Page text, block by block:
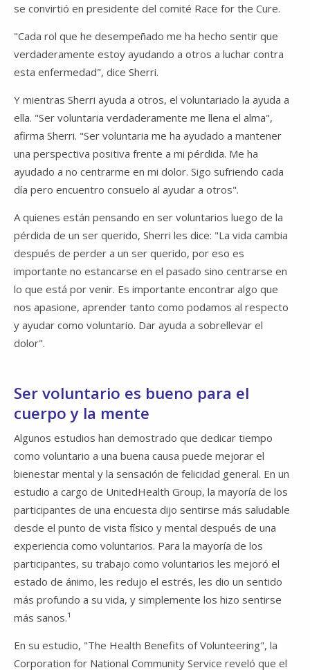
se convirtió en presidente del comité Race for the Cure.
"Cada rol que he desempeñado me ha hecho sentir que
verdaderamente estoy ayudando a otros a luchar contra
esta enfermedad", dice Sherri.
Y mientras Sherri ayuda a otros, el voluntariado la ayuda a
ella. "Ser voluntaria verdaderamente me llena el alma",
afirma Sherri. "Ser voluntaria me ha ayudado a mantener
una perspectiva positiva frente a mi pérdida. Me ha
ayudado a no centrarme en mi dolor. Sigo sufriendo cada
día pero encuentro consuelo al ayudar a otros".
A quienes están pensando en ser voluntarios luego de la
pérdida de un ser querido, Sherri les dice: "La vida cambia
después de perder a un ser querido, por eso es
importante no estancarse en el pasado sino centrarse en
lo que está por venir. Es importante encontrar algo que
nos apasione, aprender tanto como podamos al respecto
y ayudar como voluntario. Dar ayuda a sobrellevar el
dolor".
Ser voluntario es bueno para el
cuerpo y la mente
Algunos estudios han demostrado que dedicar tiempo
como voluntario a una buena causa puede mejorar el
bienestar mental y la sensación de felicidad general. En un
estudio a cargo de UnitedHealth Group, la mayoría de los
participantes de una encuesta dijo sentirse más saludable
desde el punto de vista físico y mental después de una
experiencia como voluntarios. Para la mayoría de los
participantes, su trabajo como voluntarios les mejoró el
estado de ánimo, les redujo el estrés, les dio un sentido
más profundo a su vida, y simplemente los hizo sentirse
más sanos.¹
En su estudio, "The Health Benefits of Volunteering", la
Corporation for National Community Service reveló que el